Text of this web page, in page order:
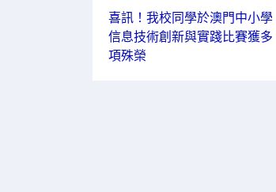
喜訊！我校同學於澳門中小學
信息技術創新與實踐比賽獲多
項殊榮